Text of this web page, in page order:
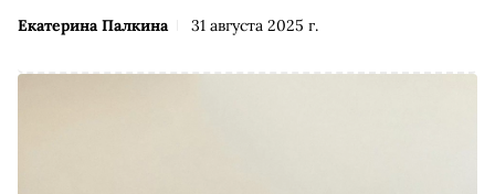
Екатерина Палкина 31 августа 2025 г.